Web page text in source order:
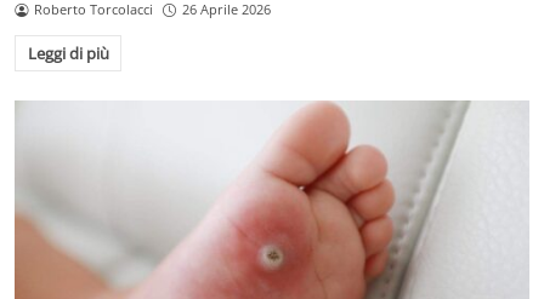
Roberto Torcolacci 26 Aprile 2026
Leggi di più